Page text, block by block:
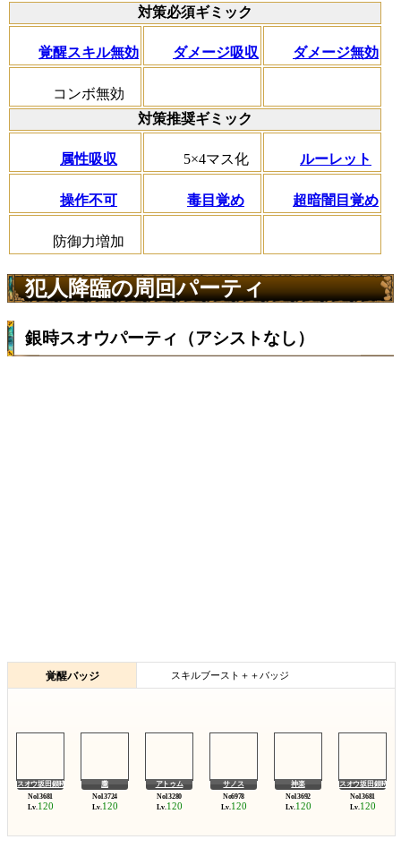
対策必須ギミック
覚醒スキル無効 ダメージ吸収 ダメージ無効
コンボ無効
対策推奨ギミック
属性吸収 5×4マス化 ルーレット
操作不可 毒目覚め 超暗闇目覚め
防御力増加
犯人降臨の周回パーティ
銀時スオウパーティ（アシストなし）
覚醒バッジ スキルブースト＋＋バッジ
スオウ坂田銀時 朧 アトゥム サノス 神楽 スオウ坂田銀時
Lv.120 Lv.120 Lv.120 Lv.120 Lv.120 Lv.120